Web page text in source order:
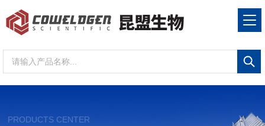
PRODUCTS CENTER